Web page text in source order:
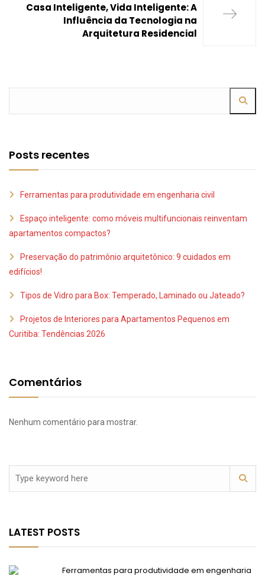
Casa Inteligente, Vida Inteligente: A
Influência da Tecnologia na
Arquitetura Residencial
Posts recentes
Ferramentas para produtividade em engenharia civil
Espaço inteligente: como móveis multifuncionais reinventam
apartamentos compactos?
Preservação do patrimônio arquitetônico: 9 cuidados em
edifícios!
Tipos de Vidro para Box: Temperado, Laminado ou Jateado?
Projetos de Interiores para Apartamentos Pequenos em
Curitiba: Tendências 2026
Comentários
Nenhum comentário para mostrar.
LATEST POSTS
Ferramentas para produtividade em engenharia